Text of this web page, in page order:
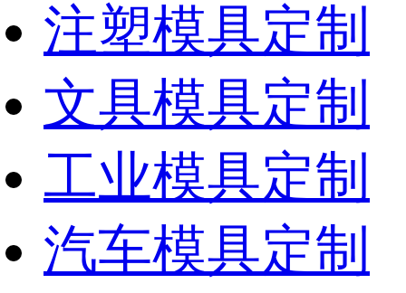
注塑模具定制
文具模具定制
工业模具定制
汽车模具定制